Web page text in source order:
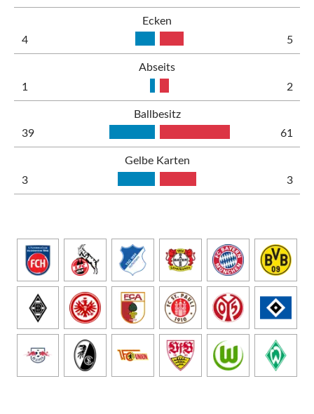
Ecken
4
5
Abseits
1
2
Ballbesitz
39
61
Gelbe Karten
3
3